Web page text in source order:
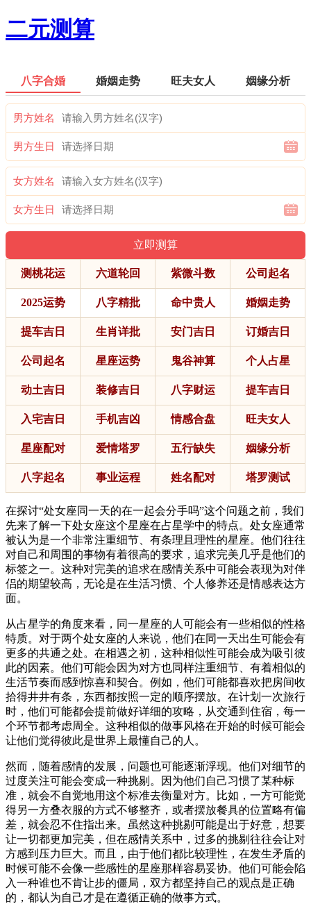
二元测算
八字合婚 婚姻走势 旺夫女人 姻缘分析
男方姓名
男方生日
女方姓名
女方生日
测桃花运 六道轮回 紫微斗数 公司起名
2025运势 八字精批 命中贵人 婚姻走势
提车吉日 生肖详批 安门吉日 订婚吉日
公司起名 星座运势 鬼谷神算 个人占星
动土吉日 装修吉日 八字财运 提车吉日
入宅吉日 手机吉凶 情感合盘 旺夫女人
星座配对 爱情塔罗 五行缺失 姻缘分析
八字起名 事业运程 姓名配对 塔罗测试
在探讨“处女座同一天的在一起会分手吗”这个问题之前，我们
先来了解一下处女座这个星座在占星学中的特点。处女座通常
被认为是一个非常注重细节、有条理且理性的星座。他们往往
对自己和周围的事物有着很高的要求，追求完美几乎是他们的
标签之一。这种对完美的追求在感情关系中可能会表现为对伴
侣的期望较高，无论是在生活习惯、个人修养还是情感表达方
面。
从占星学的角度来看，同一星座的人可能会有一些相似的性格
特质。对于两个处女座的人来说，他们在同一天出生可能会有
更多的共通之处。在相遇之初，这种相似性可能会成为吸引彼
此的因素。他们可能会因为对方也同样注重细节、有着相似的
生活节奏而感到惊喜和契合。例如，他们可能都喜欢把房间收
拾得井井有条，东西都按照一定的顺序摆放。在计划一次旅行
时，他们可能都会提前做好详细的攻略，从交通到住宿，每一
个环节都考虑周全。这种相似的做事风格在开始的时候可能会
让他们觉得彼此是世界上最懂自己的人。
然而，随着感情的发展，问题也可能逐渐浮现。他们对细节的
过度关注可能会变成一种挑剔。因为他们自己习惯了某种标
准，就会不自觉地用这个标准去衡量对方。比如，一方可能觉
得另一方叠衣服的方式不够整齐，或者摆放餐具的位置略有偏
差，就会忍不住指出来。虽然这种挑剔可能是出于好意，想要
让一切都更加完美，但在感情关系中，过多的挑剔往往会让对
方感到压力巨大。而且，由于他们都比较理性，在发生矛盾的
时候可能不会像一些感性的星座那样容易妥协。他们可能会陷
入一种谁也不肯让步的僵局，双方都坚持自己的观点是正确
的，都认为自己才是在遵循正确的做事方式。